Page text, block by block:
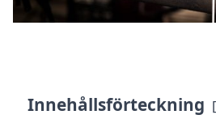
Innehållsförteckning